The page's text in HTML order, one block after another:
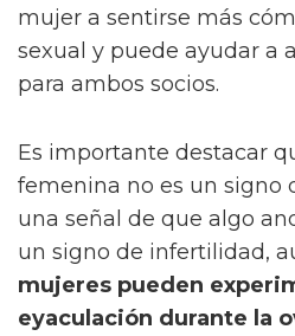
mujer a sentirse más
sexual y puede ayudar a
para ambos socios.
Es importante destacar
femenina no es un signo
una señal de que algo
un signo de infertilidad,
mujeres pueden
eyaculación durante la